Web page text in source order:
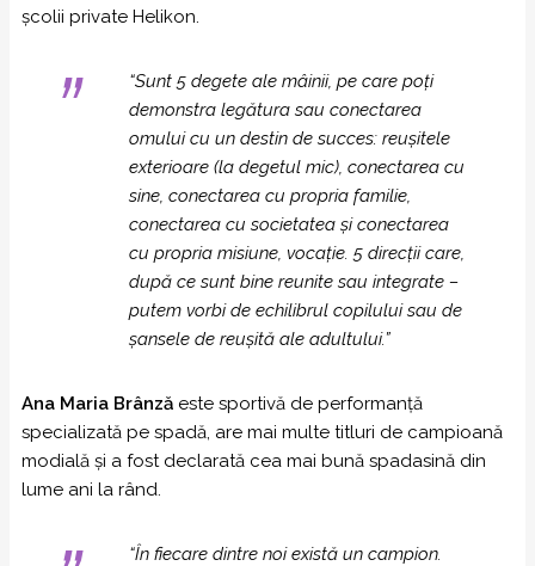
școlii private Helikon.
“Sunt 5 degete ale mâinii, pe care poți
demonstra legătura sau conectarea
omului cu un destin de succes: reușitele
exterioare (la degetul mic), conectarea cu
sine, conectarea cu propria familie,
conectarea cu societatea și conectarea
cu propria misiune, vocație. 5 direcții care,
după ce sunt bine reunite sau integrate –
putem vorbi de echilibrul copilului sau de
șansele de reușită ale adultului.”
Ana Maria Brânză este sportivă de performanţă
specializată pe spadă, are mai multe titluri de campioană
modială şi a fost declarată cea mai bună spadasină din
lume ani la rând.
“În fiecare dintre noi există un campion.